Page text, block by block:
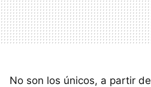
No son los únicos, a partir